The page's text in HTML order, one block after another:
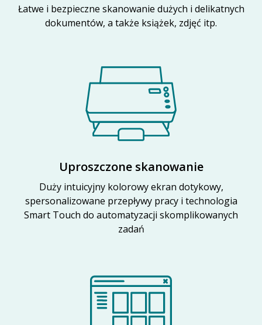
Łatwe i bezpieczne skanowanie dużych i delikatnych
dokumentów, a także książek, zdjęć itp.
Uproszczone skanowanie
Duży intuicyjny kolorowy ekran dotykowy,
spersonalizowane przepływy pracy i technologia
Smart Touch do automatyzacji skomplikowanych
zadań